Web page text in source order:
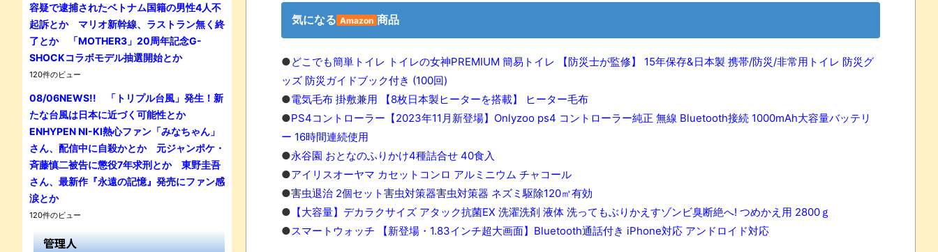
気になる Amazon 商品
●どこでも簡単トイレ トイレの女神PREMIUM 簡易トイレ 【防災士が監修】 15年保存&日本製 携帯/防災/非常用トイレ 防災グ
ッズ 防災ガイドブック付き (100回)
●電気毛布 掛敷兼用 【8枚日本製ヒーターを搭載】 ヒーター毛布
●PS4コントローラー【2023年11月新登場】Onlyzoo ps4 コントローラー純正 無線 Bluetooth接続 1000mAh大容量バッテリ
ー 16時間連続使用
●永谷園 おとなのふりかけ4種詰合せ 40食入
●アイリスオーヤマ カセットコンロ アルミニウム チャコール
●害虫退治 2個セット害虫対策器害虫対策器 ネズミ駆除120㎡有効
● 【大容量】デカラクサイズ アタック抗菌EX 洗濯洗剤 液体 洗ってもぶりかえすゾンビ臭断絶へ! つめかえ用 2800ｇ
●スマートウォッチ 【新登場・1.83インチ超大画面】Bluetooth通話付き iPhone対応 アンドロイド対応
容疑で逮捕されたベトナム国籍の男性4人不
起訴とか マリオ新幹線、ラストラン無く終
了とか 「MOTHER3」20周年記念G-
SHOCKコラボモデル抽選開始とか
120件のビュー
08/06NEWS!! 「トリプル台風」発生！新
たな台風は日本に近づく可能性とか
ENHYPEN NI-KI熱心ファン「みなちゃん」
さん、配信中に自殺かとか 元ジャンポケ・
斉藤慎二被告に懲役7年求刑とか 東野圭吾
さん、最新作『永遠の記憶』発売にファン感
涙とか
120件のビュー
管理人